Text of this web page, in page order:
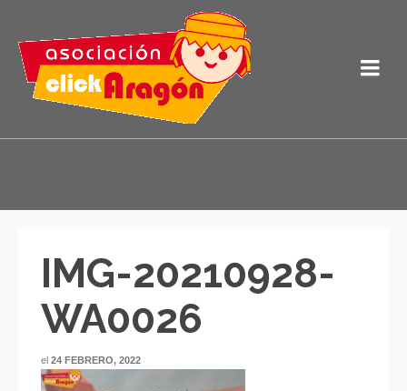
IMG-20210928-
WA0026
el 24 FEBRERO, 2022